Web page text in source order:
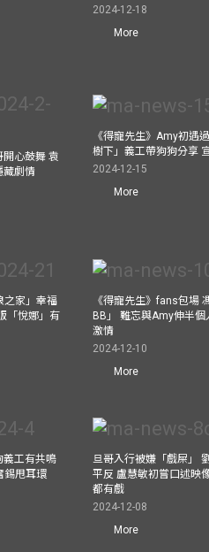
2024-12-18
More
開心鼓舞 袁
藏劇情
《得寵先生》Amy初遇
樹下」義工帶狗狗分享
2024-12-15
More
之家」幸福
「悅娜」有
《得寵先生》fans包場
BB」 難忘與Amy伸半
激情
2024-12-10
More
義工有共鳴
錫甩耳環
旦哥入行被嫌「戲屎」
平反 盧慧敏初嘗口述映
都有戲
2024-12-08
More